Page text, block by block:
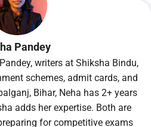
Pandey
writers at Shiksha Bindu,
schemes, admit cards, and
Bihar, Neha has 2+ years
adds her expertise. Both are
for competitive exams